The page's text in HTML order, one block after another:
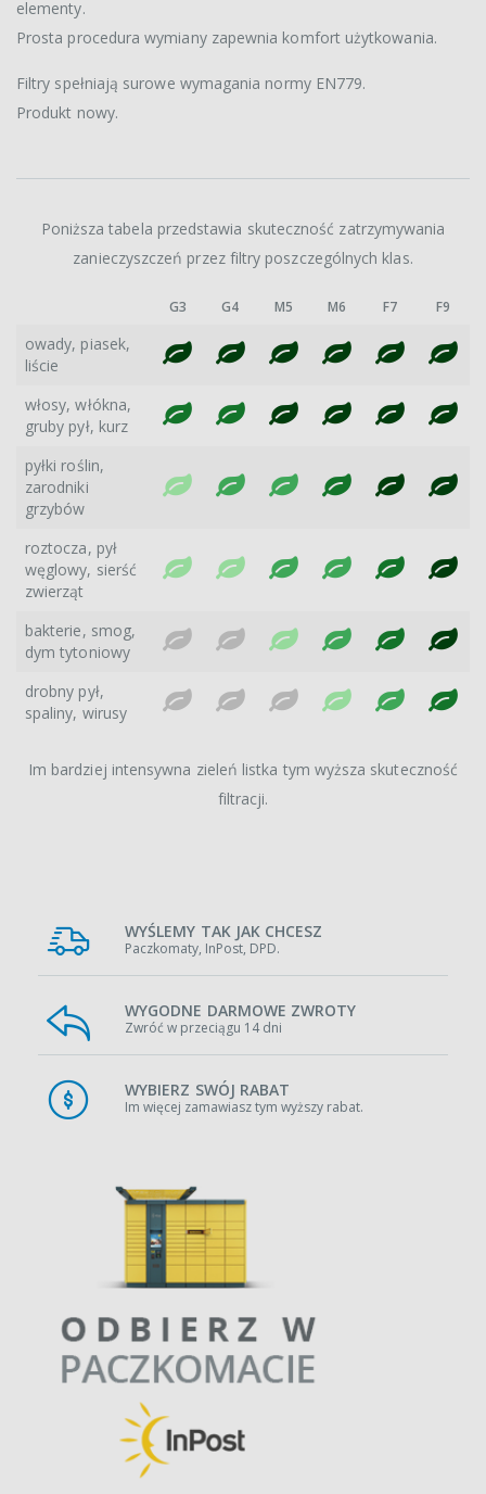
elementy.
Prosta procedura wymiany zapewnia komfort użytkowania.
Filtry spełniają surowe wymagania normy EN779.
Produkt nowy.
Poniższa tabela przedstawia skuteczność zatrzymywania
zanieczyszczeń przez filtry poszczególnych klas.
G3 G4 M5 M6 F7 F9
owady, piasek,
liście
włosy, włókna,
gruby pył, kurz
pyłki roślin,
zarodniki
grzybów
roztocza, pył
węglowy, sierść
zwierząt
bakterie, smog,
dym tytoniowy
drobny pył,
spaliny, wirusy
Im bardziej intensywna zieleń listka tym wyższa skuteczność
filtracji.
WYŚLEMY TAK JAK CHCESZ
Paczkomaty, InPost, DPD.
WYGODNE DARMOWE ZWROTY
Zwróć w przeciągu 14 dni
WYBIERZ SWÓJ RABAT
Im więcej zamawiasz tym wyższy rabat.